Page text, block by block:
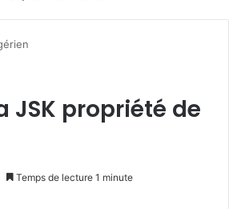
JSK propriété de
Temps de lecture 1 minute